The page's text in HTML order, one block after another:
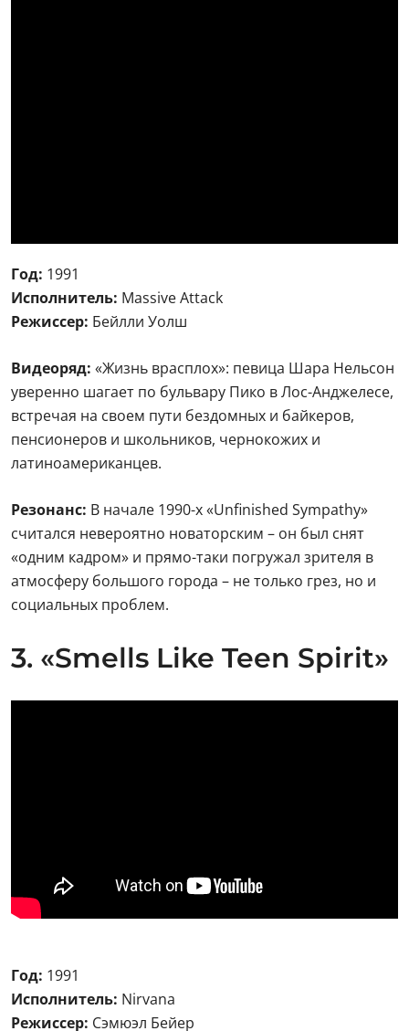
Год: 1991
Исполнитель: Massive Attack
Режиссер: Бейлли Уолш
Видеоряд: «Жизнь врасплох»: певица Шaра Нельсон
уверенно шагает по бульвару Пико в Лос-Анджелесе,
встречая на своем пути бездомных и байкеров,
пенсионеров и школьников, чернокожих и
латиноамериканцев.
Резонанс: В начале 1990-х «Unfinished Sympathy»
считался невероятно новаторским – он был снят
«одним кадром» и прямо-таки погружал зрителя в
атмосферу большого города – не только грез, но и
социальных проблем.
3. «Smells Like Teen Spirit»
Год: 1991
Исполнитель: Nirvana
Режиссер: Сэмюэл Бейер